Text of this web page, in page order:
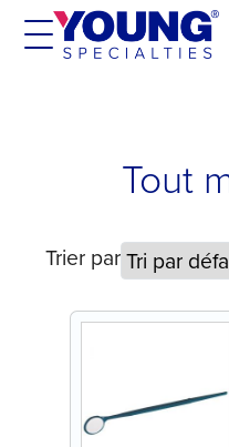
Aller
Tout
Trier par